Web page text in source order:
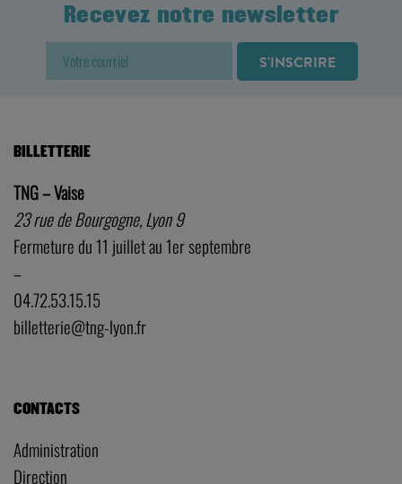
Recevez notre newsletter
BILLETTERIE
TNG – Vaise
23 rue de Bourgogne, Lyon 9
Fermeture du 11 juillet au 1er septembre
–
04.72.53.15.15
billetterie@tng-lyon.fr
CONTACTS
Administration
Direction